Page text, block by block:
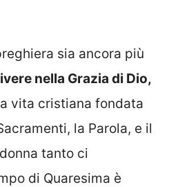
sia ancora più
nella Grazia di Dio,
vita cristiana fondata
la Parola, e il
tanto ci
di Quaresima è